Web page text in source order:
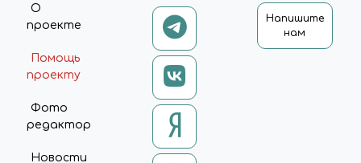
О
проекте
Помощь
проекту
Фото
редактор
Новости
Напишите
нам